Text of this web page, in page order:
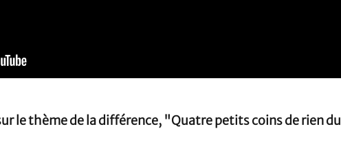
le thème de la différence, "Quatre petits coins de rien du